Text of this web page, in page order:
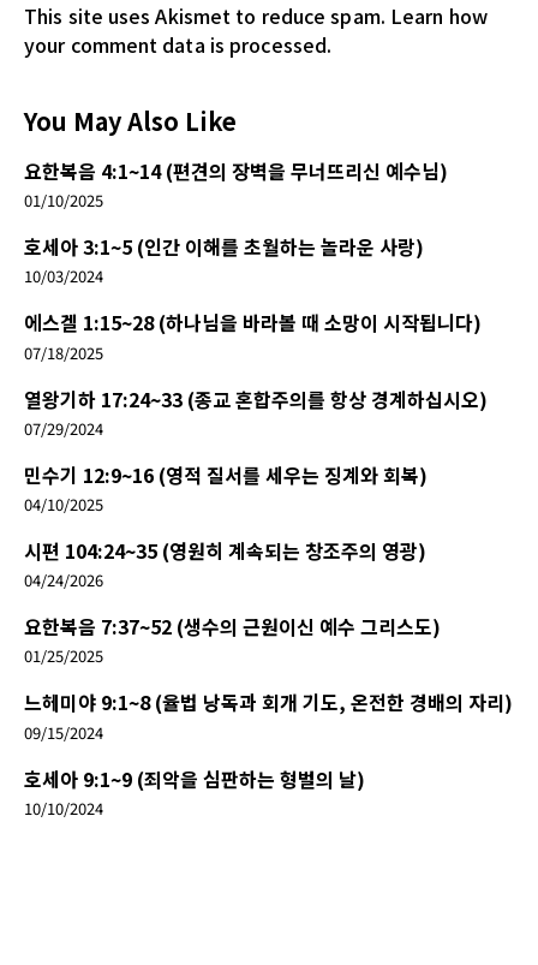
This site uses Akismet to reduce spam. Learn how
your comment data is processed.
You May Also Like
요한복음 4:1~14 (편견의 장벽을 무너뜨리신 예수님)
01/10/2025
호세아 3:1~5 (인간 이해를 초월하는 놀라운 사랑)
10/03/2024
에스겔 1:15~28 (하나님을 바라볼 때 소망이 시작됩니다)
07/18/2025
열왕기하 17:24~33 (종교 혼합주의를 항상 경계하십시오)
07/29/2024
민수기 12:9~16 (영적 질서를 세우는 징계와 회복)
04/10/2025
시편 104:24~35 (영원히 계속되는 창조주의 영광)
04/24/2026
요한복음 7:37~52 (생수의 근원이신 예수 그리스도)
01/25/2025
느헤미야 9:1~8 (율법 낭독과 회개 기도, 온전한 경배의 자리)
09/15/2024
호세아 9:1~9 (죄악을 심판하는 형벌의 날)
10/10/2024